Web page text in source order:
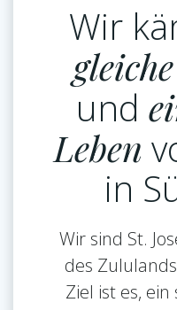
Wir
und
Leben
in
Wir sind St.
des
Ziel ist es,